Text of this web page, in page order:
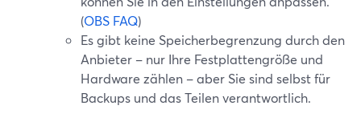
(OBS FAQ)
Es gibt keine Speicherbegrenzung durch den
Anbieter – nur Ihre Festplattengröße und
Hardware zählen – aber Sie sind selbst für
Backups und das Teilen verantwortlich.